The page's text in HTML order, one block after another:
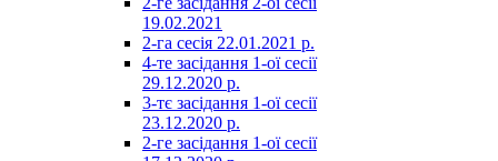
19.02.2021
2-га сесія 22.01.2021 р.
4-те засідання 1-ої сесії
29.12.2020 р.
3-тє засідання 1-ої сесії
23.12.2020 р.
2-ге засідання 1-ої сесії